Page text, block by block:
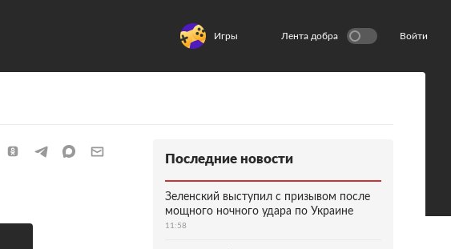
Игры Лента добра Войти
Последние новости
Зеленский выступил с призывом после
мощного ночного удара по Украине
11:58